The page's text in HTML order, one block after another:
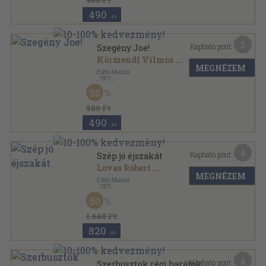
490 ,-Ft
Szegény Joe!
Körmendi Vilmos ...
Editio Musica
1971
Papír
980 Ft
50
490 ,-Ft
Kapható pont:
MEGNÉZEM
Szép jó éjszakát
Lovas Róbert ...
Editio Musica
1971
Papír
1.640 Ft
50
820 ,-Ft
Kapható pont:
MEGNÉZEM
Kapható pont: